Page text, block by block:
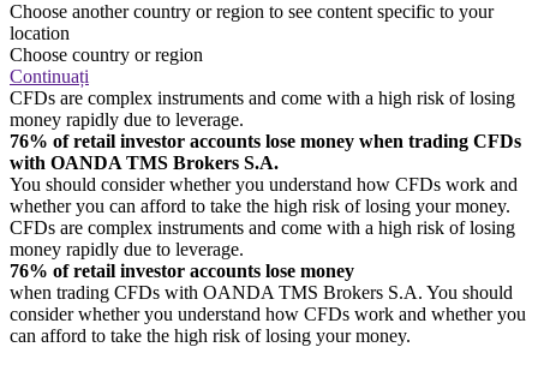
Choose another country or region to see content specific to your
location
Choose country or region
Continuați
CFDs are complex instruments and come with a high risk of losing
money rapidly due to leverage.
76% of retail investor accounts lose money when trading CFDs
with OANDA TMS Brokers S.A.
You should consider whether you understand how CFDs work and
whether you can afford to take the high risk of losing your money.
CFDs are complex instruments and come with a high risk of losing
money rapidly due to leverage.
76% of retail investor accounts lose money
when trading CFDs with OANDA TMS Brokers S.A. You should
consider whether you understand how CFDs work and whether you
can afford to take the high risk of losing your money.